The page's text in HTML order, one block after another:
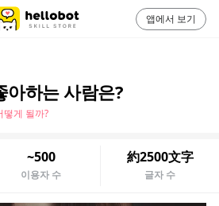
아하는 사람은?
떻게 될까?
~500
이용자 수
約2500文字
글자 수
앱에서 보기